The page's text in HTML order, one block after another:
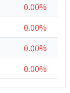
0.00%
0.00%
0.00%
0.00%